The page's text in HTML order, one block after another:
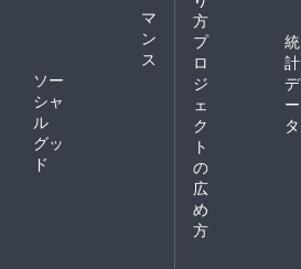
マ
ン
ス
ソー
シャ
ル
グッ
ド
方
プ
ロ
ジ
ェ
ク
ト
の
広
め
方
統
計
デ
ー
タ